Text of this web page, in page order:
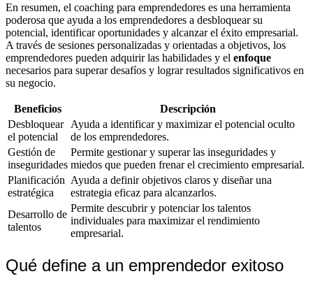
En resumen, el coaching para emprendedores es una herramienta
poderosa que ayuda a los emprendedores a desbloquear su
potencial, identificar oportunidades y alcanzar el éxito empresarial.
A través de sesiones personalizadas y orientadas a objetivos, los
emprendedores pueden adquirir las habilidades y el enfoque
necesarios para superar desafíos y lograr resultados significativos en
su negocio.
Beneficios
Descripción
Desbloquear
el potencial
Ayuda a identificar y maximizar el potencial oculto
de los emprendedores.
Gestión de
inseguridades
Permite gestionar y superar las inseguridades y
miedos que pueden frenar el crecimiento empresarial.
Planificación
estratégica
Ayuda a definir objetivos claros y diseñar una
estrategia eficaz para alcanzarlos.
Desarrollo de
talentos
Permite descubrir y potenciar los talentos
individuales para maximizar el rendimiento
empresarial.
Qué define a un emprendedor exitoso